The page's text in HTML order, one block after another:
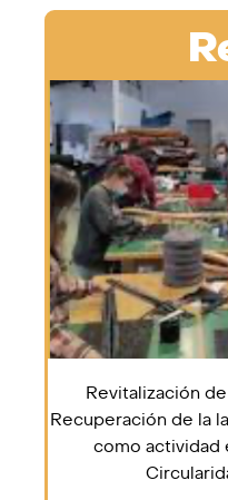
Revitalización
Recuperación de la
como actividad